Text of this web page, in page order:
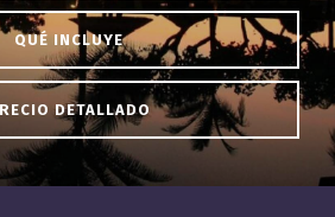
QUÉ INCLUYE
DETALLADO